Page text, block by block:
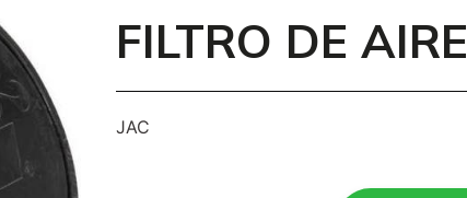
FILTRO DE AIRE
JAC